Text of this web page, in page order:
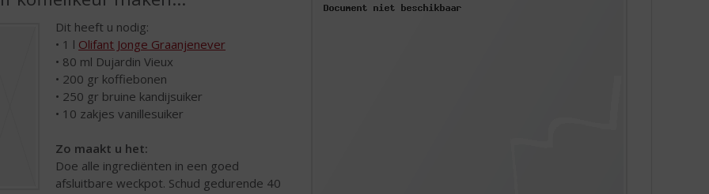
Dit heeft u nodig:
• 1 l Olifant Jonge Graanjenever
• 80 ml Dujardin Vieux
• 200 gr koffiebonen
• 250 gr bruine kandijsuiker
• 10 zakjes vanillesuiker
Zo maakt u het:
Doe alle ingrediënten in een goed
afsluitbare weckpot. Schud gedurende 40